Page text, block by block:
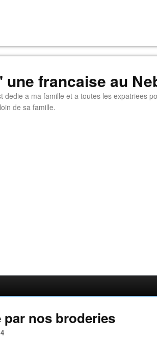
une francaise au
dedie a ma famille et a toutes les expatriees
de sa famille.
par nos broderies